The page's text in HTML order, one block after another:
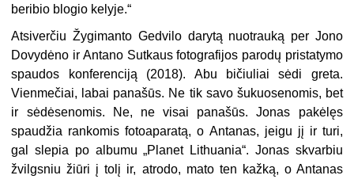
beribio blogio kelyje.“
Atsiverčiu Žygimanto Gedvilo darytą nuotrauką per Jono
Dovydėno ir Antano Sutkaus fotografijos parodų pristatymo
spaudos konferenciją (2018). Abu bičiuliai sėdi greta.
Vienmečiai, labai panašūs. Ne tik savo šukuosenomis, bet
ir sėdėsenomis. Ne, ne visai panašūs. Jonas pakėlęs
spaudžia rankomis fotoaparatą, o Antanas, jeigu jį ir turi,
gal slepia po albumu „Planet Lithuania“. Jonas skvarbiu
žvilgsniu žiūri į tolį ir, atrodo, mato ten kažką, o Antanas